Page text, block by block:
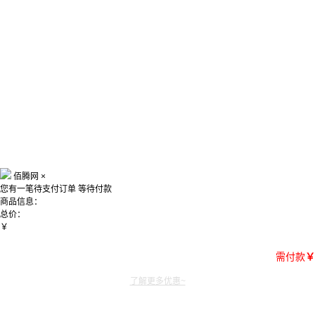
佰腾网 ×
您有一笔待支付订单 等待付款
商品信息：
总价：
￥
需付款￥
了解更多优惠~